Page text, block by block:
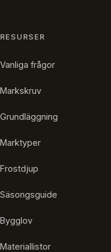
RESURSER
Vanliga frågor
Markskruv
Grundläggning
Marktyper
Frostdjup
Säsongsguide
Bygglov
Materiallistor